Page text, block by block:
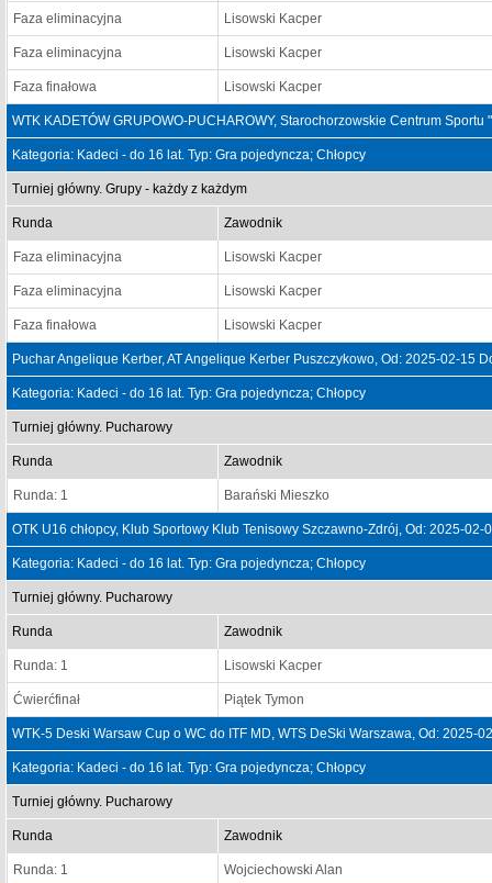
Faza eliminacyjna Lisowski Kacper
Faza eliminacyjna Lisowski Kacper
Faza finałowa Lisowski Kacper
WTK KADETÓW GRUPOWO-PUCHAROWY, Starochorzowskie Centrum
Kategoria: Kadeci - do 16 lat. Typ: Gra pojedyncza; Chłopcy
Turniej główny. Grupy - każdy z każdym
Runda Zawodnik
Faza eliminacyjna Lisowski Kacper
Faza eliminacyjna Lisowski Kacper
Faza finałowa Lisowski Kacper
Puchar Angelique Kerber, AT Angelique Kerber Puszczykowo, Od: 2025-02-15
Kategoria: Kadeci - do 16 lat. Typ: Gra pojedyncza; Chłopcy
Turniej główny. Pucharowy
Runda Zawodnik
Runda: 1 Barański Mieszko
OTK U16 chłopcy, Klub Sportowy Klub Tenisowy Szczawno-Zdrój, Od: 2025-02-
Kategoria: Kadeci - do 16 lat. Typ: Gra pojedyncza; Chłopcy
Turniej główny. Pucharowy
Runda Zawodnik
Runda: 1 Lisowski Kacper
Ćwierćfinał Piątek Tymon
WTK-5 Deski Warsaw Cup o WC do ITF MD, WTS DeSki Warszawa, Od: 2025-
Kategoria: Kadeci - do 16 lat. Typ: Gra pojedyncza; Chłopcy
Turniej główny. Pucharowy
Runda Zawodnik
Runda: 1 Wojciechowski Alan